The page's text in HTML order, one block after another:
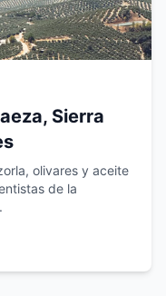
Sierra
olivares y aceite
de la